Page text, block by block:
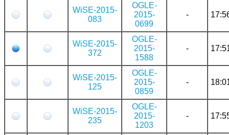
WiSE-2015-
083
OGLE-
2015-
0699
-
WiSE-2015-
372
OGLE-
2015-
1588
-
WiSE-2015-
125
OGLE-
2015-
0859
-
WiSE-2015-
235
OGLE-
2015-
1203
-